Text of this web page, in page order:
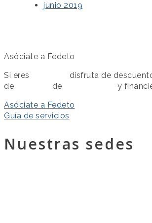
junio 2019
Asóciate a Fedeto
Si eres
disfruta de
de
de
y
Asóciate a Fedeto
Guía de servicios
Nuestras sedes